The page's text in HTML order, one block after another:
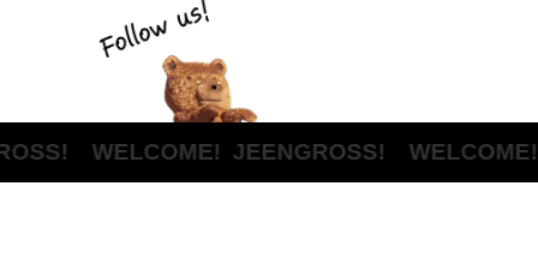
WELCOME!JEENGROSS! WELCOME!